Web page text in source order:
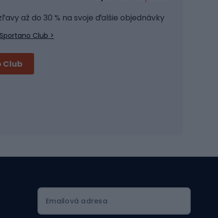
Skitouringové lyže
až do 30 % na svoje ďalšie objednávky
Club >
Club
Emailová adresa